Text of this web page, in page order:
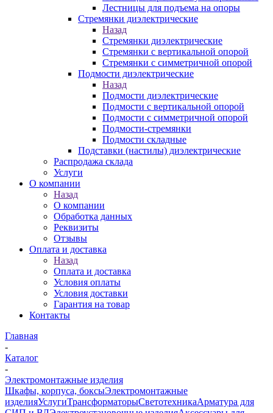
Лестницы для подъема на опоры
Стремянки диэлектрические
Назад
Стремянки диэлектрические
Стремянки с вертикальной опорой
Стремянки с симметричной опорой
Подмости диэлектрические
Назад
Подмости диэлектрические
Подмости с вертикальной опорой
Подмости с симметричной опорой
Подмости-стремянки
Подмости складные
Подставки (настилы) диэлектрические
Распродажа склада
Услуги
О компании
Назад
О компании
Обработка данных
Реквизиты
Отзывы
Оплата и доставка
Назад
Оплата и доставка
Условия оплаты
Условия доставки
Гарантия на товар
Контакты
Главная
-
Каталог
-
Электромонтажные изделия
Шкафы, корпуса, боксыЭлектромонтажные
изделияУслугиТрансформаторыСветотехникаАрматура для